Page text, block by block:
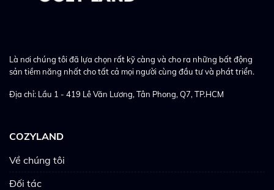
Là nơi chúng tôi đã lựa chọn rất kỹ càng và cho ra những bất động
sản tiềm năng nhất cho tất cả mọi người cùng đầu tư và phát triển.
Địa chỉ: Lầu 1 - 419 Lê Văn Lương, Tân Phong, Q7, TP.HCM
COZYLAND
Về chúng tôi
Đối tác